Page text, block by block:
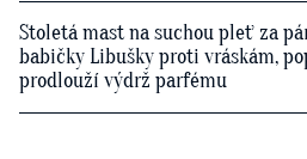
Stoletá mast na suchou pleť za
babičky Libušky proti vráskám,
prodlouží výdrž parfému